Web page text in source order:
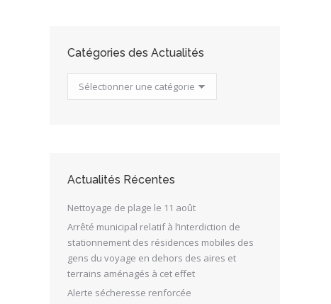
Catégories des Actualités
Catégories
des
Actualités Récentes
Nettoyage de plage le 11 août
Arrêté municipal relatif à l’interdiction de
stationnement des résidences mobiles des
gens du voyage en dehors des aires et
terrains aménagés à cet effet
Alerte sécheresse renforcée